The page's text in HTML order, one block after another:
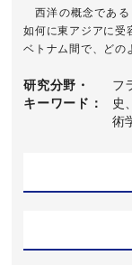
西洋の概念である
如何に東アジアに受
ベトナム間で、ど
研究分野・
キーワード
フ
史
術